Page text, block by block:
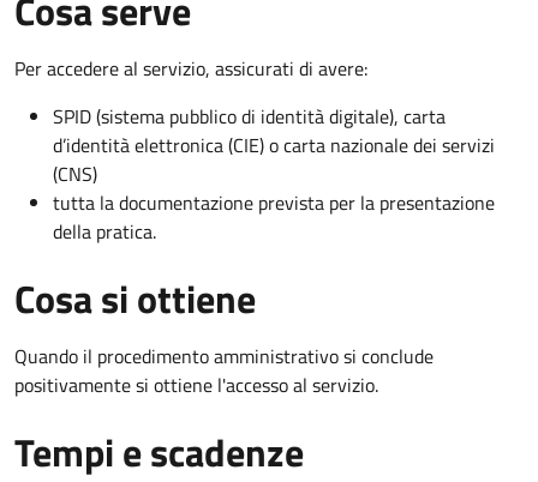
Per accedere al servizio, assicurati di avere:
SPID (sistema pubblico di identità digitale), carta
d’identità elettronica (CIE) o carta nazionale dei servizi
(CNS)
tutta la documentazione prevista per la presentazione
della pratica.
Cosa si ottiene
Quando il procedimento amministrativo si conclude
positivamente si ottiene l'accesso al servizio.
Tempi e scadenze